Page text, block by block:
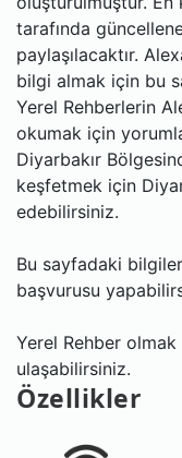
tarafında
paylaşılacaktır.
bilgi almak için bu
Yerel Rehberlerin
okumak için
Diyarbakır
keşfetmek için
edebilirsiniz.
Bu sayfadaki
başvurusu
Yerel Rehber
ulaşabilirsiniz.
Özellikler